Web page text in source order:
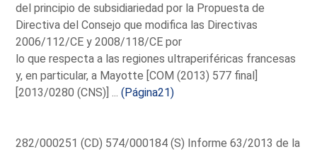
del principio de subsidiariedad por la Propuesta de
Directiva del Consejo que modifica las Directivas
2006/112/CE y 2008/118/CE por
lo que respecta a las regiones ultraperiféricas francesas
y, en particular, a Mayotte [COM (2013) 577 final]
[2013/0280 (CNS)] ...(Página21)
282/000251 (CD) 574/000184 (S) Informe 63/2013 de la